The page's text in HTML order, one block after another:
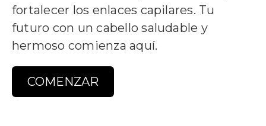
fortalecer los enlaces capilares. Tu
futuro con un cabello saludable y
hermoso comienza aquí.
COMENZAR